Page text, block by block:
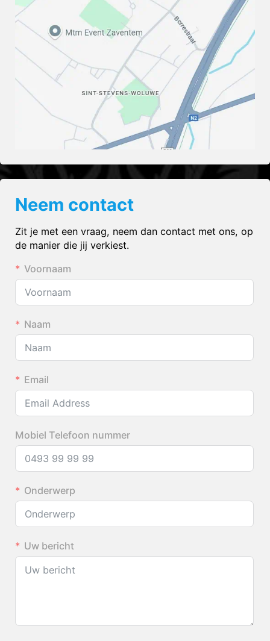
Neem contact
Zit je met een vraag, neem dan contact met ons, op
de manier die jij verkiest.
Voornaam
Naam
Email
Mobiel Telefoon nummer
Onderwerp
Uw bericht